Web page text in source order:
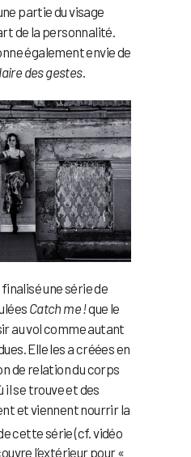
partie du visage
de la personnalité.
également envie de
des gestes.
une série de
Catch me !que le
au vol comme autant
Elle les a créées en
de relation du corps
il se trouve et des
et viennent nourrir la
cette série (cf. vidéo
l’extérieur pour «